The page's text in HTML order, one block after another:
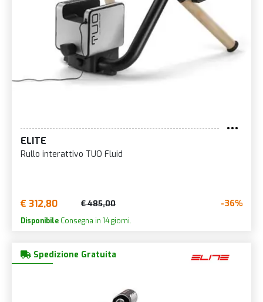
ELITE
Rullo interattivo TUO Fluid
€ 312,80 € 485,00 -36%
Disponibile Consegna in 14 giorni.
Spedizione Gratuita